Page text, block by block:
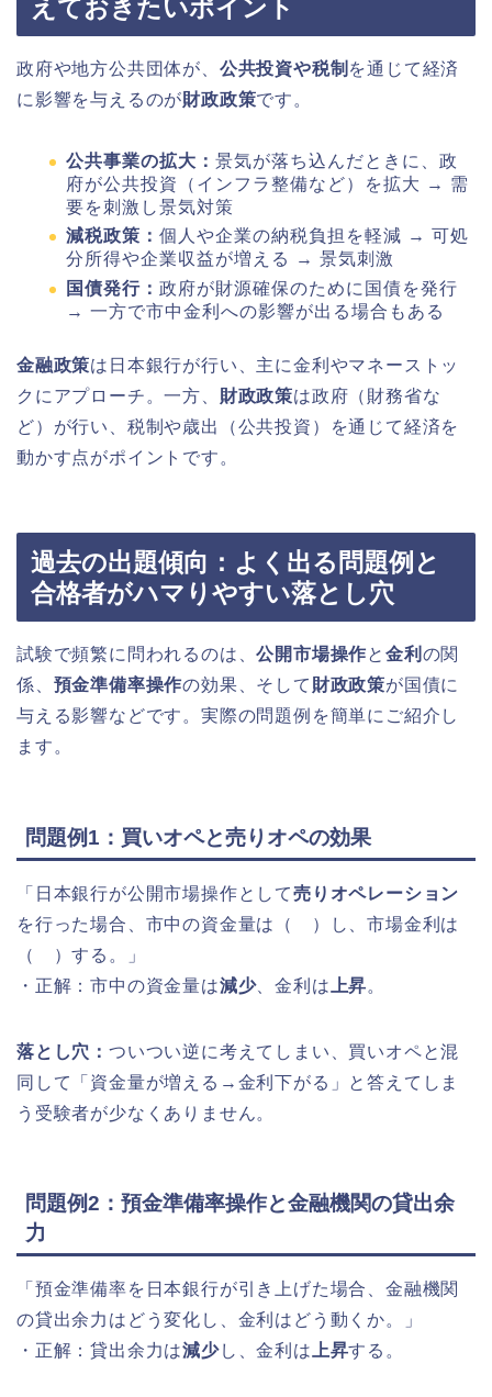
えておきたいポイント
政府や地方公共団体が、 公共投資や税制 を通じて経済
に影響を与えるのが財政政策です。
公共事業の拡大： 景気が落ち込んだときに、政
府が公共投資（インフラ整備など）を拡大 → 需
要を刺激し景気対策
減税政策： 個人や企業の納税負担を軽減 → 可処
分所得や企業収益が増える → 景気刺激
国債発行： 政府が財源確保のために国債を発行
→ 一方で市中金利への影響が出る場合もある
金融政策は日本銀行が行い、主に金利やマネーストッ
クにアプローチ。一方、 財政政策は政府（財務省な
ど）が行い、税制や歳出（公共投資）を通じて経済を
動かす点がポイントです。
過去の出題傾向：よく出る問題例と
合格者がハマりやすい落とし穴
試験で頻繁に問われるのは、公開市場操作と金利 の関
係、 預金準備率操作の効果、そして 財政政策が国債に
与える影響などです。実際の問題例を簡単にご紹介し
ます。
問題例1：買いオペと売りオペの効果
「日本銀行が公開市場操作として売りオペレーション
を行った場合、市中の資金量は（ ）し、市場金利は
（ ）する。」
・正解：市中の資金量は減少、金利は 上昇。
落とし穴： ついつい逆に考えてしまい、買いオペと混
同して「資金量が増える→金利下がる」と答えてしま
う受験者が少なくありません。
問題例2：預金準備率操作と金融機関の貸出余
力
「預金準備率を日本銀行が引き上げた場合、金融機関
の貸出余力はどう変化し、金利はどう動くか。」
・正解：貸出余力は減少し、金利は 上昇する。